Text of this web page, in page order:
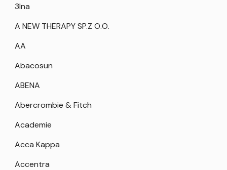
3Ina
A NEW THERAPY SP.Z O.O.
AA
Abacosun
ABENA
Abercrombie & Fitch
Academie
Acca Kappa
Accentra